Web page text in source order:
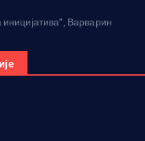
Варварин